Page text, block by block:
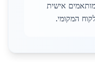
אישית
המקומי.